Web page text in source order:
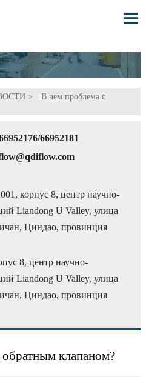

>
В чем проблема с
66952181
корпус 8, центр научно-
Liandong U Valley, улица
Циндао, провинция
8, центр научно-
Liandong U Valley, улица
Циндао, провинция
клапаном?